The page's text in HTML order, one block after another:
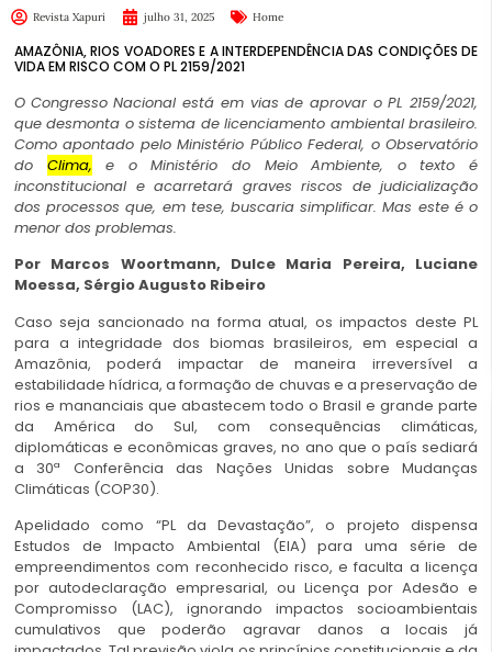
Revista Xapuri julho 31, 2025 Home
AMAZÔNIA, RIOS VOADORES E A INTERDEPENDÊNCIA DAS CONDIÇÕES DE
VIDA EM RISCO COM O PL 2159/2021
O Congresso Nacional está em vias de aprovar o PL 2159/2021,
que desmonta o sistema de licenciamento ambiental brasileiro.
Como apontado pelo Ministério Público Federal, o Observatório
do Clima, e o Ministério do Meio Ambiente, o texto é
inconstitucional e acarretará graves riscos de judicialização
dos processos que, em tese, buscaria simplificar. Mas este é o
menor dos problemas.
Por Marcos Woortmann, Dulce Maria Pereira, Luciane
Moessa, Sérgio Augusto Ribeiro
Caso seja sancionado na forma atual, os impactos deste PL
para a integridade dos biomas brasileiros, em especial a
Amazônia, poderá impactar de maneira irreversível a
estabilidade hídrica, a formação de chuvas e a preservação de
rios e mananciais que abastecem todo o Brasil e grande parte
da América do Sul, com consequências climáticas,
diplomáticas e econômicas graves, no ano que o país sediará
a 30ª Conferência das Nações Unidas sobre Mudanças
Climáticas (COP30).
Apelidado como “PL da Devastação”, o projeto dispensa
Estudos de Impacto Ambiental (EIA) para uma série de
empreendimentos com reconhecido risco, e faculta a licença
por autodeclaração empresarial, ou Licença por Adesão e
Compromisso (LAC), ignorando impactos socioambientais
cumulativos que poderão agravar danos a locais já